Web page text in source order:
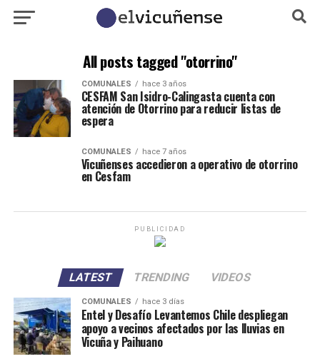
All posts tagged "otorrino"
COMUNALES hace 3 años
CESFAM San Isidro-Calingasta cuenta con
atención de Otorrino para reducir listas de
espera
COMUNALES hace 7 años
Vicuñenses accedieron a operativo de otorrino
en Cesfam
PUBLICIDAD
LATEST TRENDING VIDEOS
COMUNALES hace 3 días
Entel y Desafío Levantemos Chile despliegan
apoyo a vecinos afectados por las lluvias en
Vicuña y Paihuano